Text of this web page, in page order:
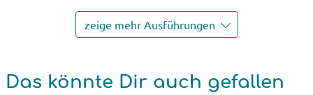
zeige mehr Ausführungen
Das könnte Dir auch gefallen